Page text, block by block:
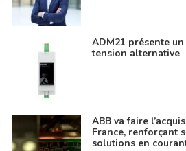
ADM21 présente
tension alternative
ABB va faire
France, renforçant
solutions en